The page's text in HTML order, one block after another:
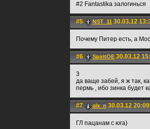
#2 Fantastika залогинься
#5 NST_11 30.03.12
Почему Питер есть, а
#6 SpiritOE 30.03.12
3
да ваще забей, я ж так,
пермь , ибо зинка будет
#7 alx_n 30.03.12 20:09
ГЛ пацанам с юга)